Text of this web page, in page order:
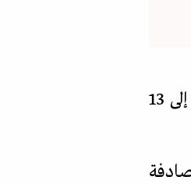
لذلك يعد ظهور 37 حالة بين 17 مليون شخص مجرد مصادفة، ففي إنجلترا، تم تطعيم ما بين 12 إلى 13